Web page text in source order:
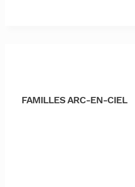
FAMILLES ARC-EN-CIEL